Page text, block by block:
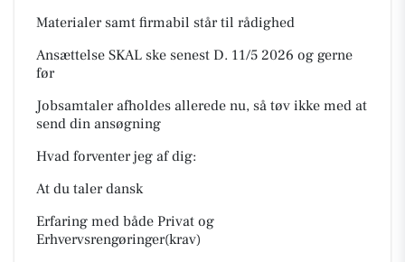
Materialer samt firmabil står til rådighed
Ansættelse SKAL ske senest D. 11/5 2026 og gerne
før
Jobsamtaler afholdes allerede nu, så tøv ikke med at
send din ansøgning
Hvad forventer jeg af dig:
At du taler dansk
Erfaring med både Privat og
Erhvervsrengøringer(krav)